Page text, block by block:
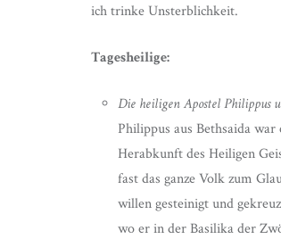
ich trinke Unsterblichkeit.
Tagesheilige:
Die heiligen Apostel Philippus
Philippus aus Bethsaida
Herabkunft des Heiligen
fast das ganze Volk zum
willen gesteinigt und
wo er in der Basilika der